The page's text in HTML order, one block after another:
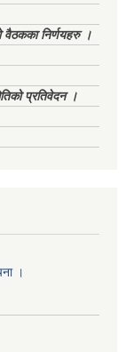
निर्णयहरु ।
प्रतिवेदन ।
‌।